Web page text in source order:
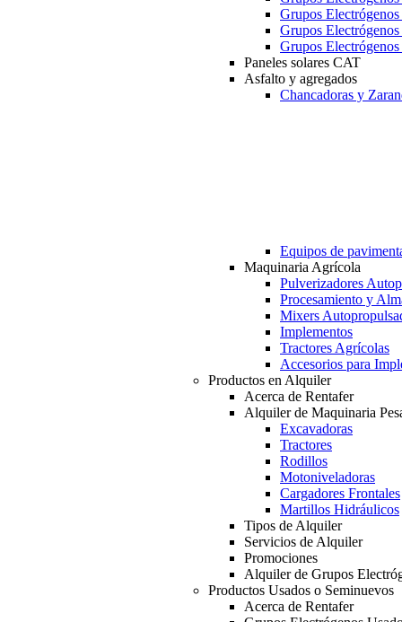
Grupos
Grupos
Grupos
Paneles solares CAT
Asfalto y agregados
Chancadoras y
Equipos de
Maquinaria Agrícola
Pulverizadores
Procesamiento y
Mixers
Implementos
Tractores Agrícolas
Accesorios para
Productos en Alquiler
Acerca de Rentafer
Alquiler de Maquinaria
Excavadoras
Tractores
Rodillos
Motoniveladoras
Cargadores Frontales
Martillos Hidráulicos
Tipos de Alquiler
Servicios de Alquiler
Promociones
Alquiler de Grupos
Productos Usados o Seminuevos
Acerca de Rentafer